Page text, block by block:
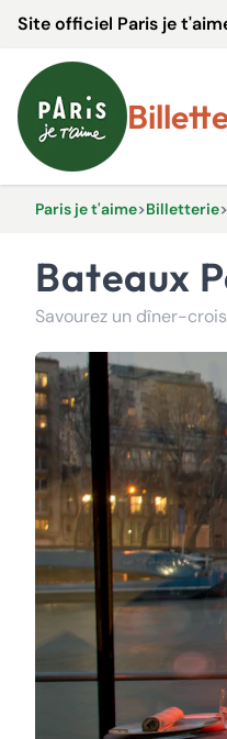
Site officiel Paris je
Paris je t'aime>Billetterie>
Bateaux